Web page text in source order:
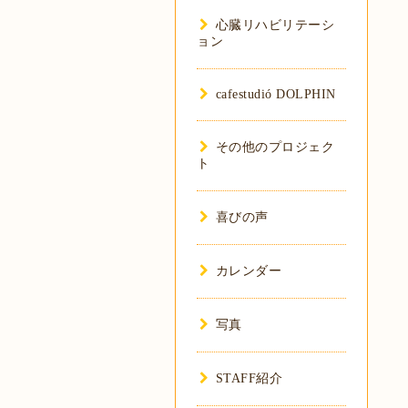
心臓リハビリテーシ
ョン
cafestudió DOLPHIN
その他のプロジェク
ト
喜びの声
カレンダー
写真
STAFF紹介